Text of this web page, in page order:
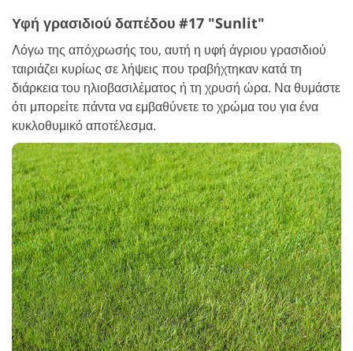
Υφή γρασιδιού δαπέδου #17 "Sunlit"
Λόγω της απόχρωσής του, αυτή η υφή άγριου γρασιδιού
ταιριάζει κυρίως σε λήψεις που τραβήχτηκαν κατά τη
διάρκεια του ηλιοβασιλέματος ή τη χρυσή ώρα. Να θυμάστε
ότι μπορείτε πάντα να εμβαθύνετε το χρώμα του για ένα
κυκλοθυμικό αποτέλεσμα.